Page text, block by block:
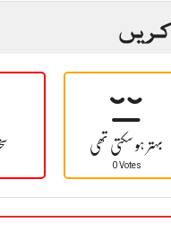
کریں
بہتر ہو سکتی تھی
0 Votes